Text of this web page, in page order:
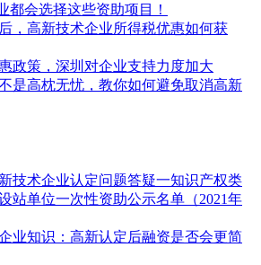
都会选择这些资助项目！
，高新技术企业所得税优惠如何获
政策，深圳对企业支持力度加大
是高枕无忧，教你如何避免取消高新
技术企业认定问题答疑一知识产权类
站单位一次性资助公示名单（2021年
业知识：高新认定后融资是否会更简